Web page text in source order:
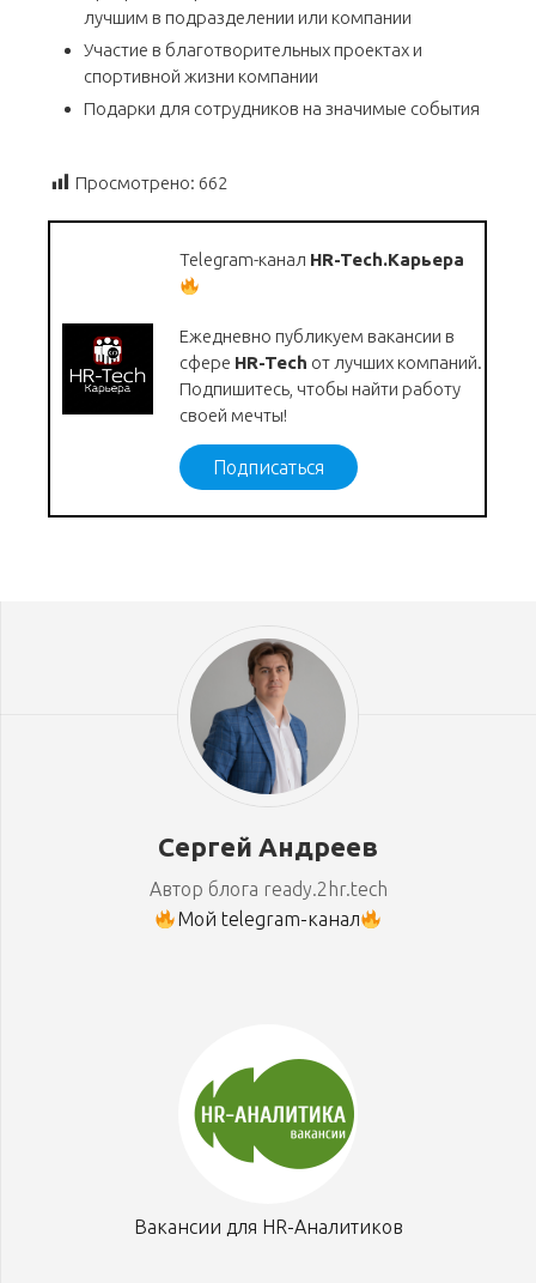
лучшим в подразделении или компании
Участие в благотворительных проектах и
спортивной жизни компании
Подарки для сотрудников на значимые события
Просмотрено: 662
Telegram-канал HR-Tech.Карьера
Ежедневно публикуем вакансии в
сфере HR-Tech от лучших компаний.
Подпишитесь, чтобы найти работу
своей мечты!
Подписаться
Сергей Андреев
Автор блога ready.2hr.tech
Мой telegram-канал
Вакансии для HR-Аналитиков